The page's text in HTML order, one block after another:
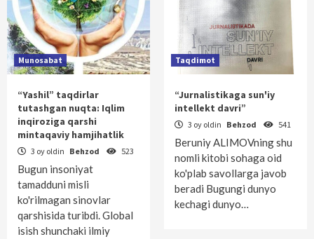
Munosabat
“Yashil” taqdirlar
tutashgan nuqta: Iqlim
inqiroziga qarshi
mintaqaviy hamjihatlik
3 oy oldin Behzod 523
Bugun insoniyat
tamadduni misli
ko'rilmagan sinovlar
qarshisida turibdi. Global
isish shunchaki ilmiy
Taqdimot
“Jurnalistikaga sun'iy
intellekt davri”
3 oy oldin Behzod 541
Beruniy ALIMOVning shu
nomli kitobi sohaga oid
ko'plab savollarga javob
beradi Bugungi dunyo
kechagi dunyo…